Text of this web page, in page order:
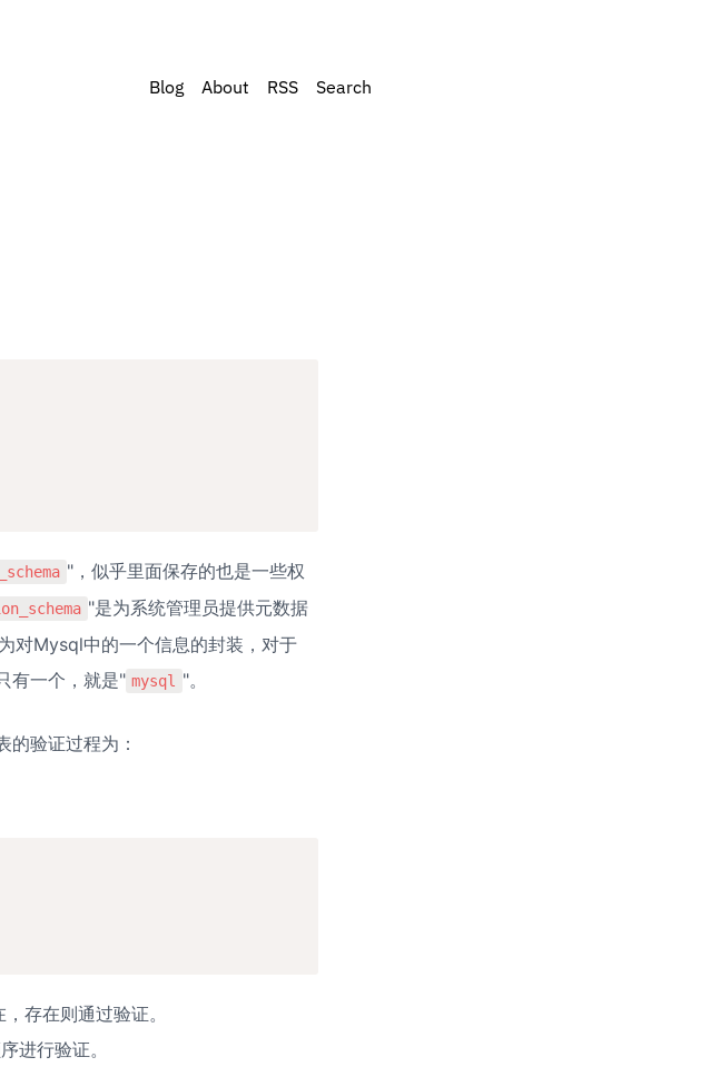
Blog About RSS Search
"，似乎里面保存的也是一些权
"是为系统管理员提供元数据
对Mysql中的一个信息的封装，对于
有一个，就是" mysql "。
验证过程为：
存在则通过验证。
进行验证。